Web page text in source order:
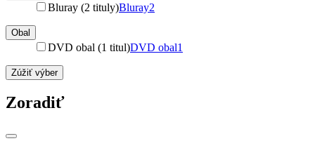
Bluray (2 tituly)Bluray2
Obal
DVD obal (1 titul)DVD obal1
Zúžiť výber
Zoradiť